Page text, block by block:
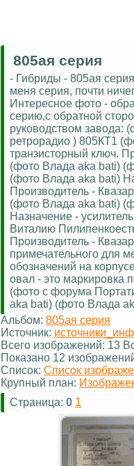
805ая серия
- Гибриды - 805ая
меня серия, почти
Интересное фото -
серию,с обратной
руководством завода:
ретрорадио ) 805КТ1
транзисторный ключ.
(фото Влада aka bati)
(фото Влада aka bati)
Производитель -
(фото Влада aka bati)
Назначение -
Виталию
Производитель -
примечательного для
обозначений на
овал - это маркировка
(фото с форума
aka bati) (фото Влада
Альбом: 805ая серия
Источник:
Всего изображений: 13
Показано 12
Список: Список
Крупный план:
Страница: 0 1